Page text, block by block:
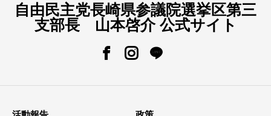
自由民主党長崎県参議院選挙区第三
支部長 山本啓介 公式サイト